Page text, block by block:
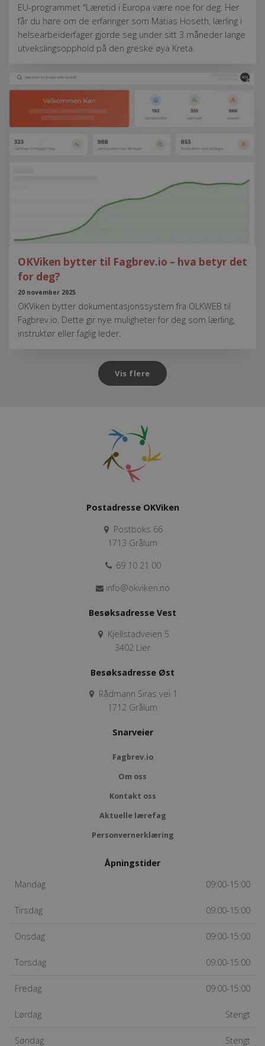
EU-programmet "Læretid i Europa være noe for deg. Her
får du høre om de erfaringer som Matias Hoseth, lærling i
helsearbeiderfager gjorde seg under sitt 3 måneder lange
utvekslingsopphold på den greske øya Kreta.
OKViken bytter til Fagbrev.io – hva betyr det
for deg?
20 november 2025
OKViken bytter dokumentasjonssystem fra OLKWEB til
Fagbrev.io. Dette gir nye muligheter for deg som lærling,
instruktør eller faglig leder.
Vis flere
Postadresse OKViken
Postboks 66
1713 Grålum
69 10 21 00
info@okviken.no
Besøksadresse Vest
Kjellstadveien 5
3402 Lier
Besøksadresse Øst
Rådmann Siras vei 1
1712 Grålum
Snarveier
Fagbrev.io
Om oss
Kontakt oss
Aktuelle lærefag
Personvernerklæring
Åpningstider
09:00-15:00
Mandag
09:00-15:00
Tirsdag
09:00-15:00
Onsdag
09:00-15:00
Torsdag
09:00-15:00
Fredag
Stengt
Lørdag
Stengt
Søndag